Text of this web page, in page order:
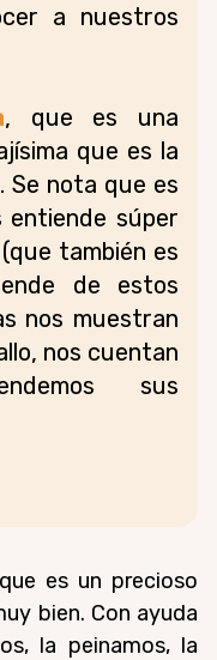
a nuestros
, que es una
que es la
Se nota que es
entiende súper
(que también es
de estos
nos muestran
nos cuentan
sus
es un precioso
bien. Con ayuda
la peinamos, la